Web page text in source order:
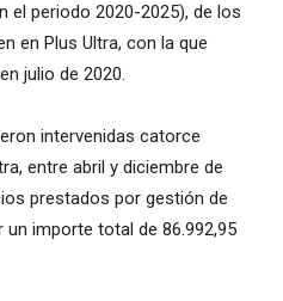
el periodo 2020-2025), de los
en Plus Ultra, con la que
julio de 2020.
intervenidas catorce
entre abril y diciembre de
prestados por gestión de
importe total de 86.992,95